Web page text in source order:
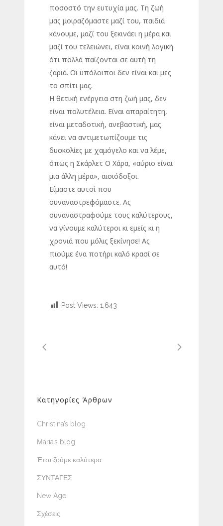
ποσοστό την ευτυχία μας. Τη ζωή
μας μοιραζόμαστε μαζί του, παιδιά
κάνουμε, μαζί του ξεκινάει η μέρα και
μαζί του τελειώνει, είναι κοινή λογική
ότι πολλά παίζονται σε αυτή τη
ζαριά. Οι υπόλοιποι δεν είναι και μες
το σπίτι μας.
Η θετική ενέργεια στη ζωή μας, δεν
είναι πολυτέλεια. Είναι απαραίτητη,
είναι μεταδοτική, ανεβαστική, μας
κάνει να αντιμετωπίζουμε τις
δυσκολίες με χαμόγελο και να λέμε,
όπως η Σκάρλετ Ο Χάρα, «αύριο είναι
μια άλλη μέρα», αισιόδοξοι.
Είμαστε αυτοί που
συναναστρεφόμαστε. Ας
συναναστραφούμε τους καλύτερους,
να γίνουμε καλύτεροι κι εμείς κι η
χρονιά που μόλις ξεκίνησε! Ας
πιούμε ένα ποτήρι καλό κρασί σε
αυτό!
Post Views: 1,643
Κατηγορίες Άρθρων
Christina’s blog
Μaria’s blog
Έτσι ζούμε καλύτερα
ΣΥΝΤΑΓΕΣ
New Age
Σχέσεις